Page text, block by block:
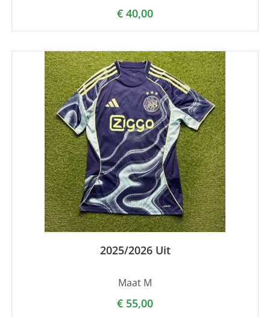
€ 40,00
2025/2026 Uit
Maat M
€ 55,00